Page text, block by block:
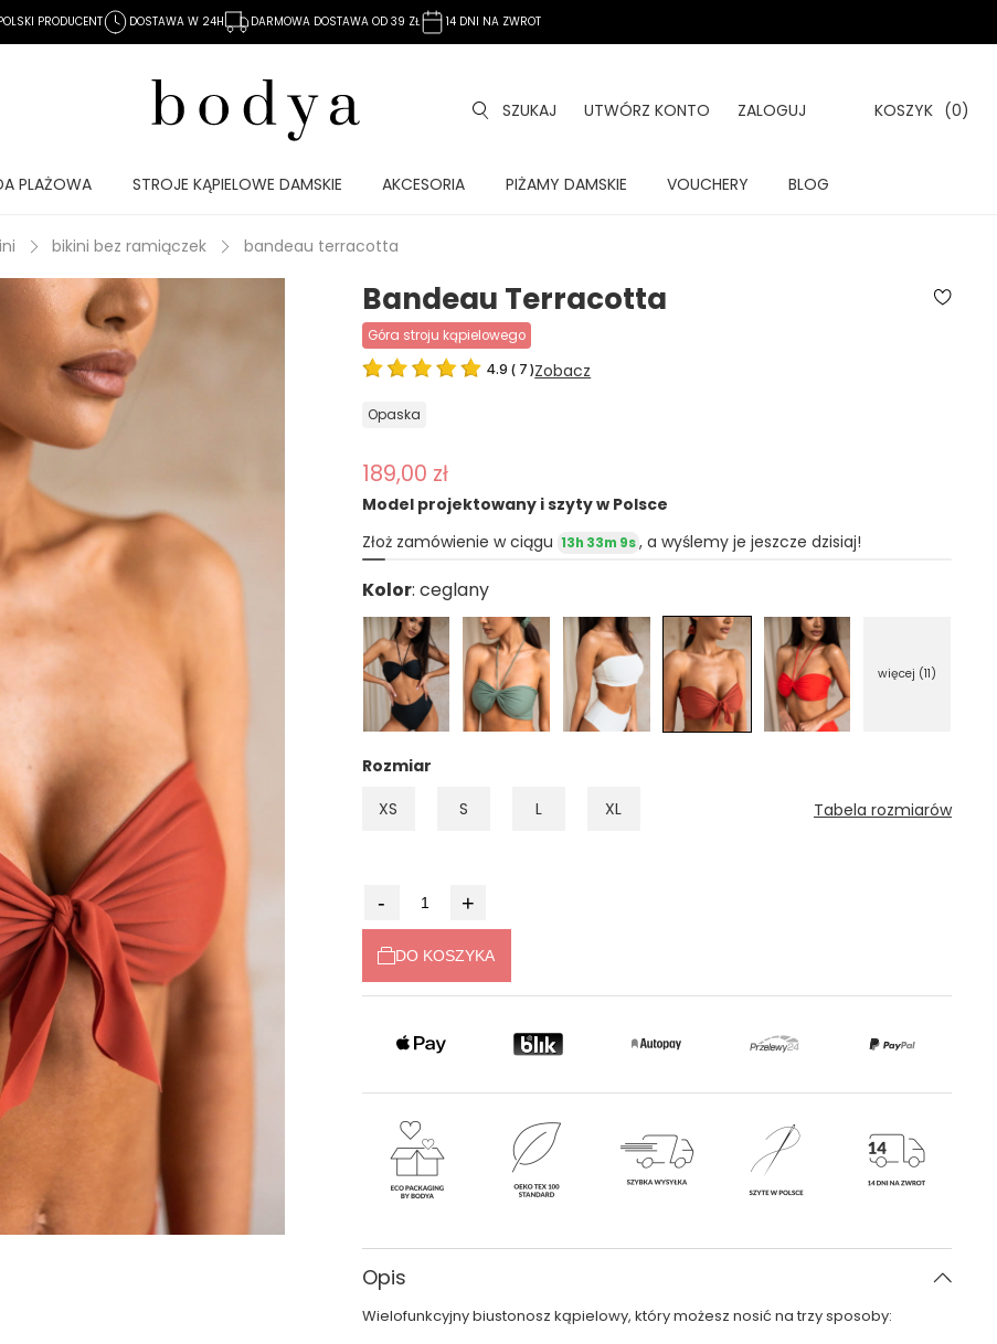
PRODUCENT DOSTAWA W 24H DARMOWA DOSTAWA OD 39 ZŁ 14 DNI NA ZWROT
SZUKAJ UTWÓRZ KONTO ZALOGUJ KOSZYK (0)
PLAŻOWA STROJE KĄPIELOWE DAMSKIE AKCESORIA PIŻAMY DAMSKIE VOUCHERY BLOG
bikini bez ramiączek bandeau terracotta
Bandeau Terracotta
góra stroju kąpielowego
4.9 ( 7 )Zobacz
opaska
189,00 zł
Model projektowany i szyty w Polsce
Złoż zamówienie w ciągu 13h 33m 7s , a wyślemy je jeszcze dzisiaj!
Kolor
więcej (11)
Rozmiar
XS
S L XL Tabela rozmiarów
- +
DO KOSZYKA
Opis
Wielofunkcyjny biustonosz kąpielowy, który możesz nosić na trzy sposoby: